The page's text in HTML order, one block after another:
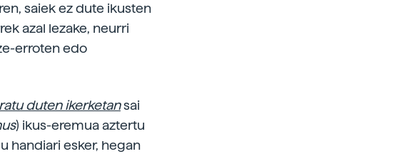
saiek ez dute ikusten
azal lezake, neurri
erroten edo
duten ikerketansai
) ikus-eremua aztertu
handiari esker, hegan